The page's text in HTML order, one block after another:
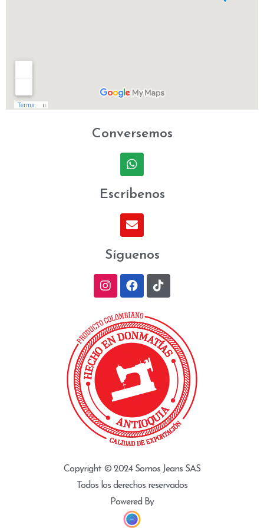
Conversemos
Escríbenos
Síguenos
Copyright © 2024 Somos Jeans SAS
Todos los derechos reservados
Powered By